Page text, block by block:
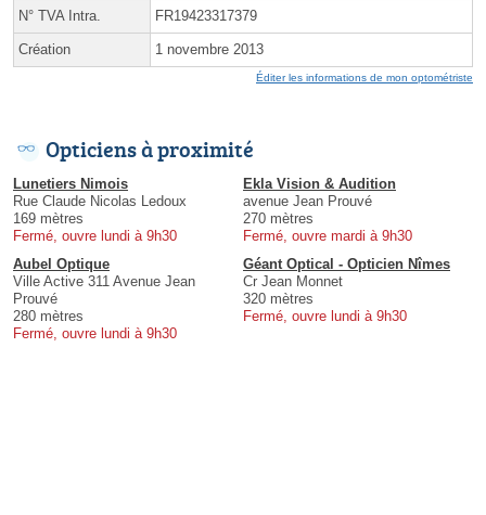
N° TVA Intra. FR19423317379
Création 1 novembre 2013
Éditer les informations de mon optométriste
Opticiens à proximité
Lunetiers Nimois
Rue Claude Nicolas Ledoux
169 mètres
Fermé, ouvre lundi à 9h30
Ekla Vision & Audition
avenue Jean Prouvé
270 mètres
Fermé, ouvre mardi à 9h30
Aubel Optique
Ville Active 311 Avenue Jean
Prouvé
280 mètres
Fermé, ouvre lundi à 9h30
Géant Optical - Opticien Nîmes
Cr Jean Monnet
320 mètres
Fermé, ouvre lundi à 9h30